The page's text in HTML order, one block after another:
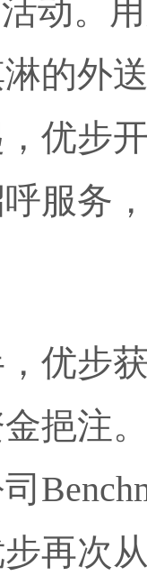
动。
的外
，优步
服务
，优步
挹注
再次